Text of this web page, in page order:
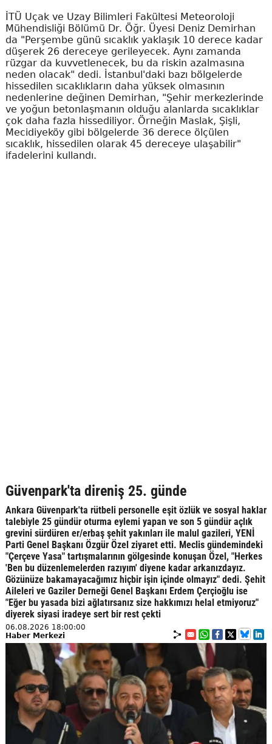
İTÜ Uçak ve Uzay Bilimleri Fakültesi Meteoroloji
Mühendisliği Bölümü Dr. Öğr. Üyesi Deniz Demirhan
da "Perşembe günü sıcaklık yaklaşık 10 derece kadar
düşerek 26 dereceye gerileyecek. Aynı zamanda
rüzgar da kuvvetlenecek, bu da riskin azalmasına
neden olacak" dedi. İstanbul'daki bazı bölgelerde
hissedilen sıcaklıkların daha yüksek olmasının
nedenlerine değinen Demirhan, "Şehir merkezlerinde
ve yoğun betonlaşmanın olduğu alanlarda sıcaklıklar
çok daha fazla hissediliyor. Örneğin Maslak, Şişli,
Mecidiyeköy gibi bölgelerde 36 derece ölçülen
sıcaklık, hissedilen olarak 45 dereceye ulaşabilir"
ifadelerini kullandı.
Güvenpark'ta direniş 25. günde
Ankara Güvenpark'ta rütbeli personelle eşit özlük ve sosyal haklar
talebiyle 25 gündür oturma eylemi yapan ve son 5 gündür açlık
grevini sürdüren er/erbaş şehit yakınları ile malul gazileri, YENİ
Parti Genel Başkanı Özgür Özel ziyaret etti. Meclis gündemindeki
"Çerçeve Yasa" tartışmalarının gölgesinde konuşan Özel, "Herkes
'Ben bu düzenlemelerden razıyım' diyene kadar arkanızdayız.
Gözünüze bakamayacağımız hiçbir işin içinde olmayız" dedi. Şehit
Aileleri ve Gaziler Derneği Genel Başkanı Erdem Çerçioğlu ise
"Eğer bu yasada bizi ağlatırsanız size hakkımızı helal etmiyoruz"
diyerek siyasi iradeye sert bir rest çekti
06.08.2026 18:00:00
Haber Merkezi